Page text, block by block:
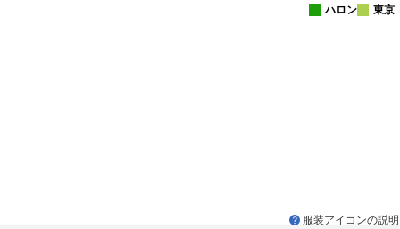
ハロン 東京
服装アイコンの説明